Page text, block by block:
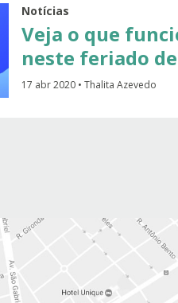
Notícias
Veja o que
neste feriado
17 abr 2020 • Thalita Azevedo